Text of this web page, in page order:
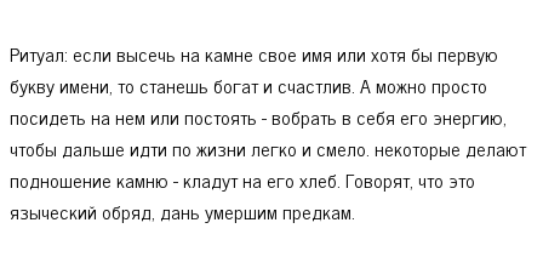
Ритуал: если высечь на камне свое имя или хотя бы первую
букву имени, то станешь богат и счастлив. А можно просто
посидеть на нем или постоять - вобрать в себя его энергию,
чтобы дальше идти по жизни легко и смело. некоторые делают
подношение камню - кладут на его хлеб. Говорят, что это
языческий обряд, дань умершим предкам.